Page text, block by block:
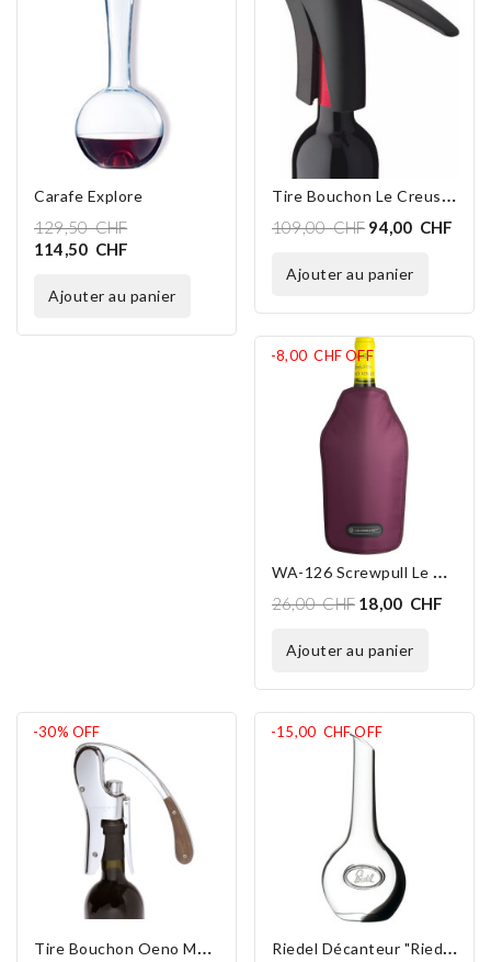
Carafe Explore
129,50 CHF
114,50 CHF
ajouter au panier
T
Ire Bouchon Le Creuset LM-150
109,00 CHF 94,00 CHF
ajouter au panier
W
A-126 Screwpull Le Creuset Bordeaux
26,00 CHF
-8,00 CHFOFF
18,00 CHF
ajouter au panier
T
Ire Bouchon Oeno Motion Wood
-30% OFF
R
Iedel Décanteur "Riedel"
-15,00 CHFOFF